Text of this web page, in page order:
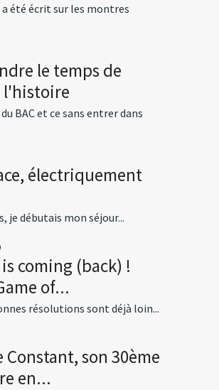
a été écrit sur les montres
le temps de
l'histoire
BAC et ce sans entrer dans
électriquement
je débutais mon séjour...
coming (back) !
of...
résolutions sont déjà loin...
son 30ème
en...